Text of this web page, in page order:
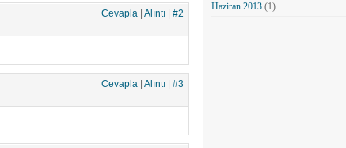
Cevapla| Alıntı| #2
Cevapla| Alıntı| #3
Haziran 2013(1)